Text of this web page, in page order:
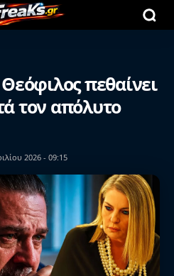
πεθαίνει
τον απόλυτο
2026 - 09:15